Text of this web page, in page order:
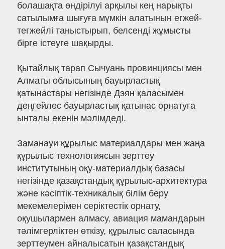
болашақта өндірілуі арқылы кең нарықты
сатылымға шығуға мүмкін алатынын егжей-
тегжейлі таныстырып, белсенді жұмысты
бірге істеуге шақырды.
Қытайлық тарап Сычуань провинциясы мен
Алматы облысының бауырластық
қатынастары негізінде Дэян қаласымен
деңгейлес бауырластық қатынас орнатуға
ынталы екенін мәлімдеді.
Заманауи құрылыс материалдары мен жаңа
құрылыс технологиясын зерттеу
институтының оқу-материалдық базасы
негізінде қазақстандық құрылыс-архитектура
және кәсіптік-техникалық білім беру
мекемелерімен серіктестік орнату,
оқушылармен алмасу, авиация мамандарын
тәлімгерліктен өткізу, құрылыс саласында
зерттеумен айналысатын қазақстандық